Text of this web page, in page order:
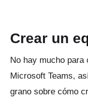
Crear un
No hay mucho para
Microsoft Teams,
grano sobre cómo